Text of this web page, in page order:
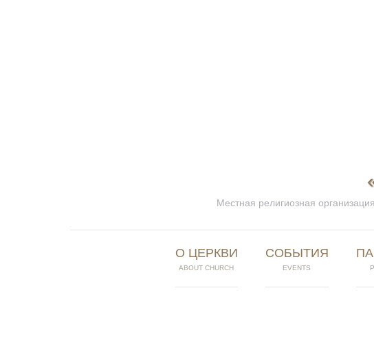
Местная религиозная
О ЦЕРКВИ
ABOUT CHURCH
СОБЫТИЯ
EVENTS